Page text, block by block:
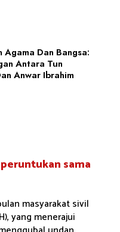
Agama Dan Bangsa:
Antara Tun
Anwar Ibrahim
sama
masyarakat sivil
yang menerajui